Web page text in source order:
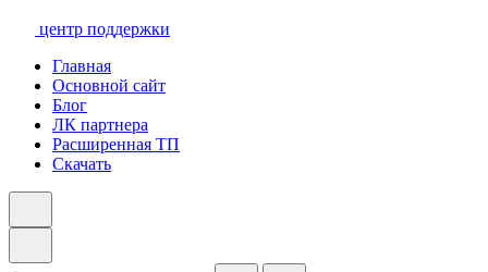
центр поддержки
Главная
Основной сайт
Блог
ЛК партнера
Расширенная ТП
Скачать